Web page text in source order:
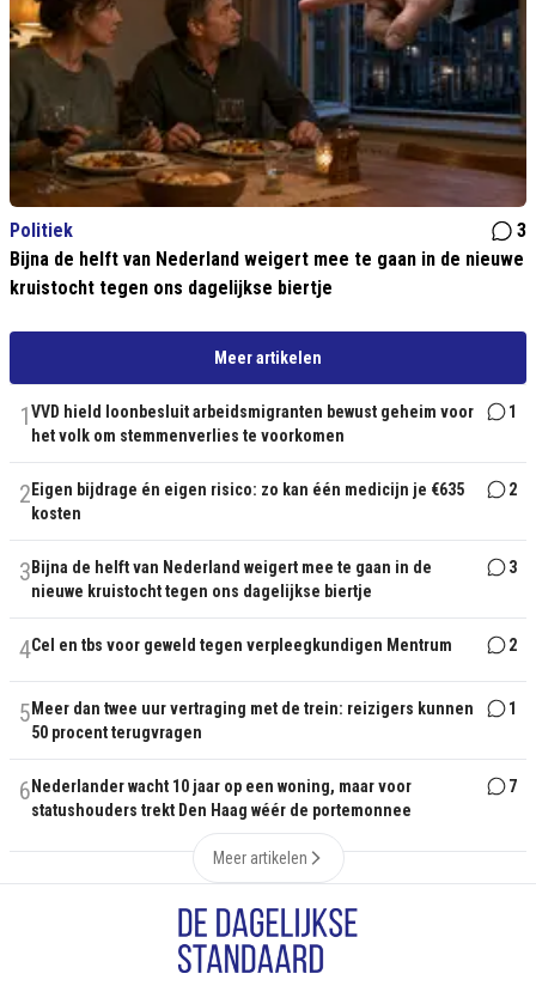
Politiek
3
Bijna de helft van Nederland weigert mee te gaan in de nieuwe
kruistocht tegen ons dagelijkse biertje
Meer artikelen
1VVD hield loonbesluit arbeidsmigranten bewust geheim voor
het volk om stemmenverlies te voorkomen
1
2 Eigen bijdrage én eigen risico: zo kan één medicijn je €635
kosten
2
3 Bijna de helft van Nederland weigert mee te gaan in de
nieuwe kruistocht tegen ons dagelijkse biertje
3
4Cel en tbs voor geweld tegen verpleegkundigen Mentrum 2
5 Meer dan twee uur vertraging met de trein: reizigers kunnen
50 procent terugvragen
1
6 Nederlander wacht 10 jaar op een woning, maar voor
statushouders trekt Den Haag wéér de portemonnee
7
Meer artikelen